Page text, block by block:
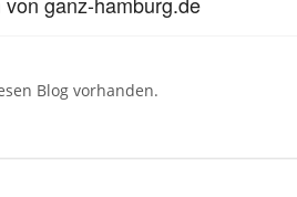
Blog vorhanden.